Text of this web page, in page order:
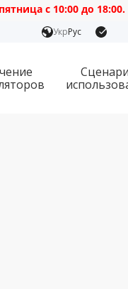
10:00 до 18:00.
УкрРус